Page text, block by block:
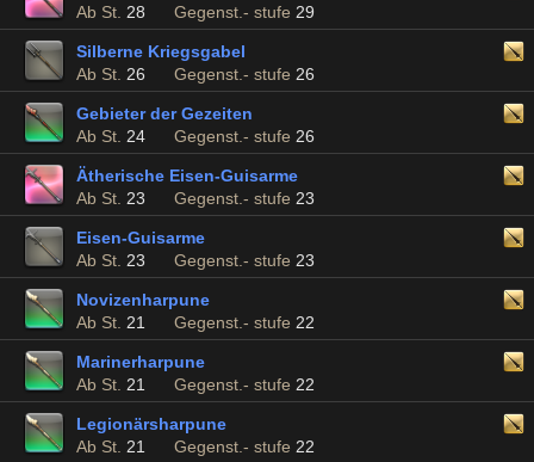
Ab St. 28 Gegenst.- stufe 29
Silberne Kriegsgabel
Ab St. 26 Gegenst.- stufe 26
Gebieter der Gezeiten
Ab St. 24 Gegenst.- stufe 26
Ätherische Eisen-Guisarme
Ab St. 23 Gegenst.- stufe 23
Eisen-Guisarme
Ab St. 23 Gegenst.- stufe 23
Novizenharpune
Ab St. 21 Gegenst.- stufe 22
Marinerharpune
Ab St. 21 Gegenst.- stufe 22
Legionärsharpune
Ab St. 21 Gegenst.- stufe 22